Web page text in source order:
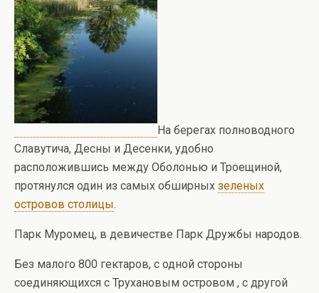
На берегах полноводного
Славутича, Десны и Десенки, удобно
расположившись между Оболонью и Троещиной,
протянулся один из самых обширных зеленых
островов столицы.
Парк Муромец, в девичестве Парк Дружбы народов.
Без малого 800 гектаров, с одной стороны
соединяющихся с Трухановым островом , с другой